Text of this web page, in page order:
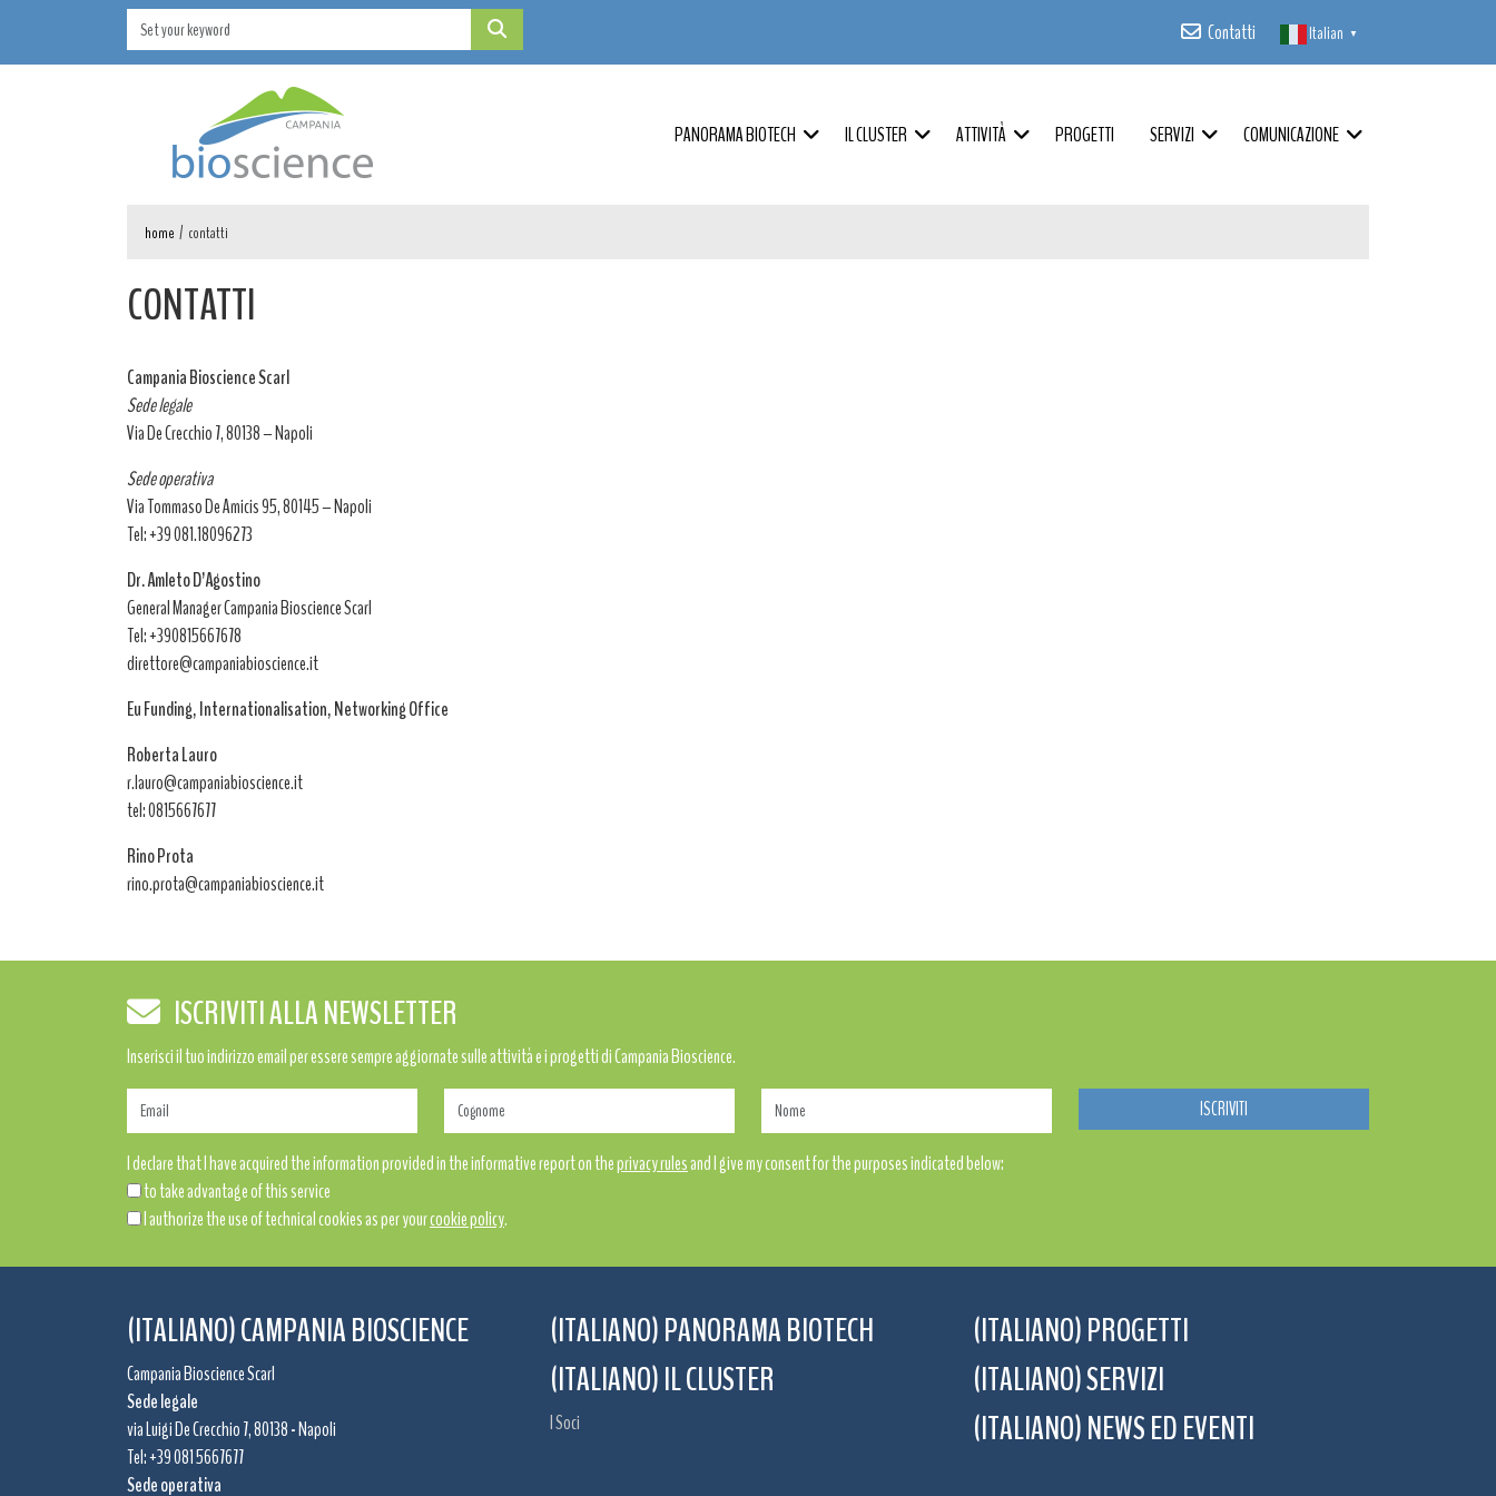
Contatti Italian ▼
PANORAMA BIOTECH IL CLUSTER ATTIVITÀ PROGETTI SERVIZI COMUNICAZIONE
home / contatti
CONTATTI
Campania Bioscience Scarl
Sede legale
Via De Crecchio 7, 80138 – Napoli
Sede operativa
Via Tommaso De Amicis 95, 80145 – Napoli
Tel: +39 081.18096273
Dr. Amleto D’Agostino
General Manager Campania Bioscience Scarl
Tel: +390815667678
direttore@campaniabioscience.it
Eu Funding, Internationalisation, Networking Office
Roberta Lauro
r.lauro@campaniabioscience.it
tel: 0815667677
Rino Prota
rino.prota@campaniabioscience.it
ISCRIVITI ALLA NEWSLETTER
Inserisci il tuo indirizzo email per essere sempre aggiornate sulle attività e i progetti di Campania Bioscience.
I declare that I have acquired the information provided in the informative report on theprivacy rulesand I give my consent for the purposes indicated below:
to take advantage of this service
I authorize the use of technical cookies as per yourcookie policy.
(ITALIANO) CAMPANIA BIOSCIENCE
Campania Bioscience Scarl
Sede legale
via Luigi De Crecchio 7, 80138 - Napoli
Tel: +39 081 5667677
Sede operativa
(ITALIANO) PANORAMA BIOTECH
(ITALIANO) IL CLUSTER
I Soci
(ITALIANO) PROGETTI
(ITALIANO) SERVIZI
(ITALIANO) NEWS ED EVENTI